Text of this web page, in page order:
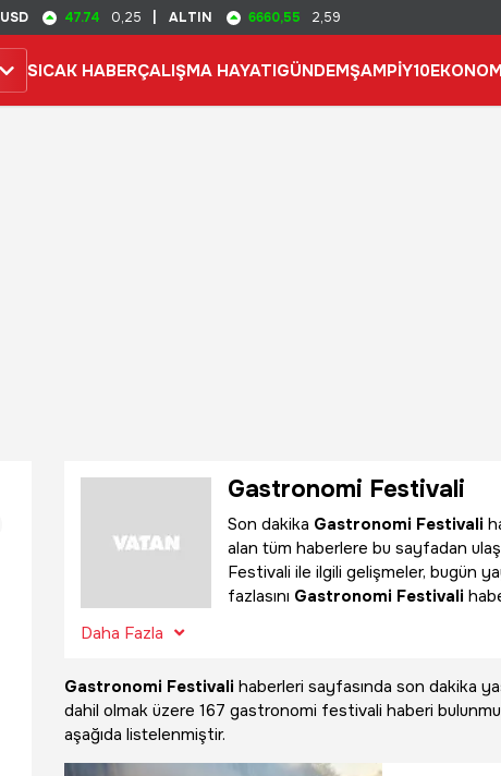
USD 47.74 0,25 ALTIN 6660,55 2,59
SICAK HABERÇALIŞMA HAYATIGÜNDEMŞAMPİY10
Gastronomi Festivali
Son dakika Gastronomi Festivali
alan tüm haberlere bu sayfadan
Festivali ile ilgili gelişmeler, bugün
fazlasını Gastronomi Festivali
Daha Fazla
Gastronomi Festivali haberleri sayfasında son dakika
dahil olmak üzere 167 gastronomi festivali haberi
aşağıda listelenmiştir.